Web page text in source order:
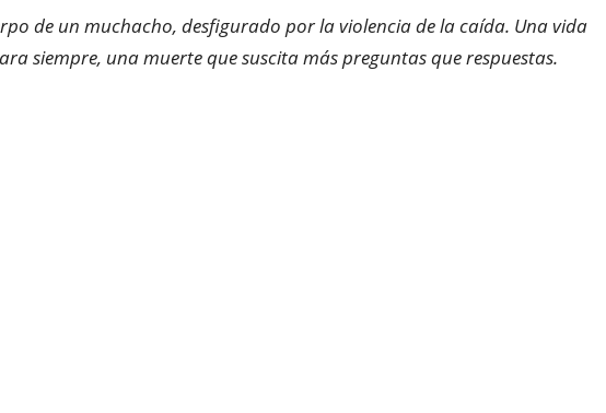
de un muchacho, desfigurado por la violencia de la caída. Una vida
siempre, una muerte que suscita más preguntas que respuestas.